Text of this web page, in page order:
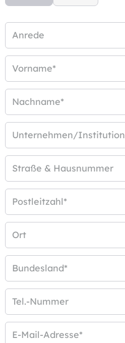
Anrede
Vorname*
Nachname*
Unternehmen/Institution
Straße & Hausnummer
Postleitzahl*
Ort
Bundesland*
Tel.-Nummer
E-Mail-Adresse*